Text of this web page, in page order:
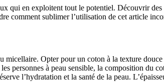
qui en exploitent tout le potentiel. Découvrir
comment sublimer l’utilisation de cet article
Opter pour un coton à la texture douce
personnes à peau sensible, la composition du
l’hydratation et la santé de la peau.